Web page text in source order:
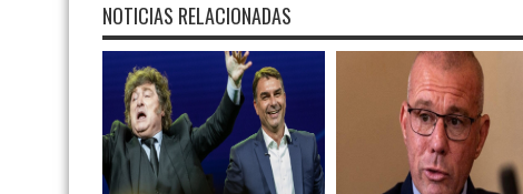
NOTICIAS RELACIONADAS